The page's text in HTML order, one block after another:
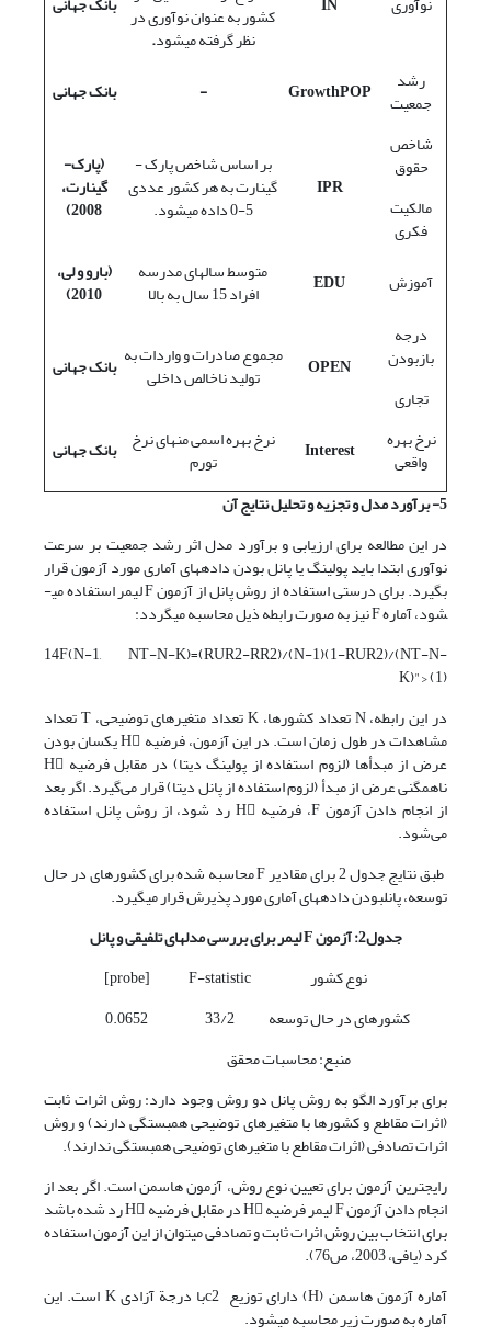
کشور به عنوان نوآوری در
نظر گرفته می­شود.
رشد
جمعیت GrowthPOP
-
بانک جهانی
شاخص
حقوق
مالکیت
فکری
IPR
بر اساس شاخص پارک -
گینارت به هر کشور عددی
5-0 داده می­شود.
(پارک-
گینارت،
2008
)
آموزش EDU متوسط سال­های مدرسه
افراد 15 سال به بالا
(بارو و لی،
2010
)
درجه
بازبودن
تجاری
OPEN مجموع صادرات و واردات به
تولید ناخالص داخلی بانک جهانی
نرخ بهره
واقعی Interest نرخ بهره اسمی منهای نرخ
تورم
بانک جهانی
5- برآورد مدل و تجزیه و تحلیل نتایج آن
در این مطالعه برای ارزیابی و برآورد مدل اثر رشد جمعیت بر سرعت
نوآوری ابتدا باید پولینگ یا پانل بودن داده­های آماری مورد آزمون قرار
بگیرد. برای درستی استفاده از روش پانل از آزمون F لیمر استفاده می­
شود، آماره F نیز به صورت رابطه ذیل محاسبه می­گردد:
14F(N-1, NT-N-K)=(RUR2-RR2)/(N-1)(1-RUR2)/(NT-N-
K)"> (1)
در این رابطه، N تعداد کشورها، K تعداد متغیرهای توضیحی، T تعداد
مشاهدات در طول زمان است. در این آزمون، فرضیه H یکسان بودن
عرض از مبدأها (لزوم استفاده از پولینگ دیتا) در مقابل فرضیه H
ناهمگنی عرض از مبدأ (لزوم استفاده از پانل دیتا) قرار می‌گیرد. اگر بعد
از انجام دادن آزمون F، فرضیه H رد شود، از روش پانل استفاده
می‌شود.
طبق نتایج جدول 2 برای مقادیر F محاسبه شده برای کشورهای در حال
توسعه، پانل­بودن داده­های آماری مورد پذیرش قرار می­گیرد.
جدول2: آزمون
Fلیمر برای بررسی مدلهای تلفیقی و پانل
نوع کشور
F-statistic
[probe]
کشورهای در حال توسعه
33/2
0.0652
منبع: محاسبات محقق
برای برآورد الگو به روش پانل دو روش وجود دارد: روش اثرات ثابت
(اثرات مقاطع و کشورها با متغیرهای توضیحی همبستگی دارند) و روش
اثرات تصادفی (اثرات مقاطع با متغیرهای توضیحی همبستگی ندارند).
رایج­ترین آزمون برای تعیین نوع روش، آزمون هاسمن است. اگر بعد از
انجام دادن آزمون F لیمر فرضیه H در مقابل فرضیه H رد شده باشد
برای انتخاب بین روش اثرات ثابت و تصادفی می­توان از این آزمون استفاده
کرد (یافی، 2003، ص76).
آماره آزمون هاسمن (H) دارای توزیع c2با درجة آزادی K است. این
آماره به صورت زیر محاسبه می­شود.